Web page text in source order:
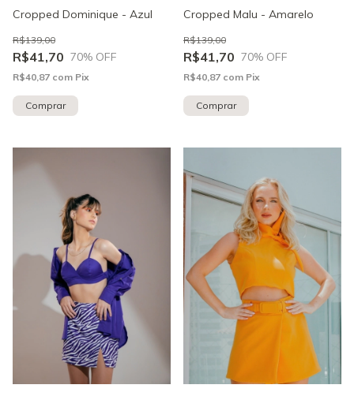
Cropped Dominique - Azul
R$41,70
R$139,00
70% OFF
R$40,87 com Pix
Comprar
Cropped Malu - Amarelo
R$41,70
R$139,00
70% OFF
R$40,87 com Pix
Comprar